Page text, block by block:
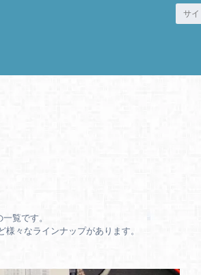
覧です。
々なラインナップがあります。